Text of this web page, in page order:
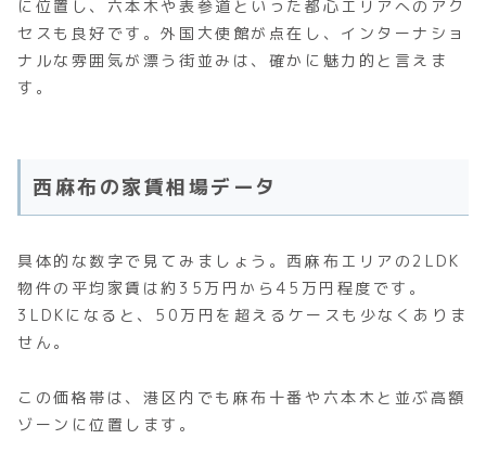
に位置し、六本木や表参道といった都心エリアへのアク
セスも良好です。外国大使館が点在し、インターナショ
ナルな雰囲気が漂う街並みは、確かに魅力的と言えま
す。
西麻布の家賃相場データ
具体的な数字で見てみましょう。西麻布エリアの2LDK
物件の平均家賃は約35万円から45万円程度です。
3LDKになると、50万円を超えるケースも少なくありま
せん。
この価格帯は、港区内でも麻布十番や六本木と並ぶ高額
ゾーンに位置します。